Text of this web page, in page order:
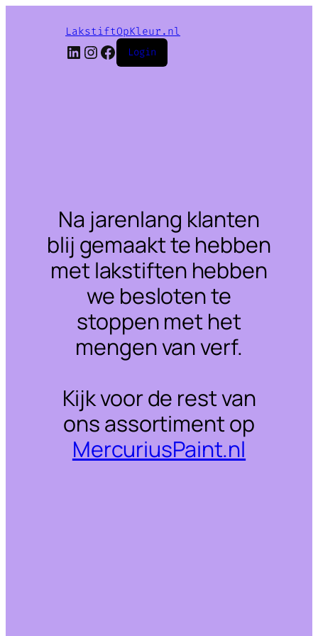
LakstiftOpKleur.nl
LinkedIn
Instagram
Facebook
Login
Na jarenlang klanten
blij gemaakt te hebben
met lakstiften hebben
we besloten te
stoppen met het
mengen van verf.
Kijk voor de rest van
ons assortiment op
MercuriusPaint.nl